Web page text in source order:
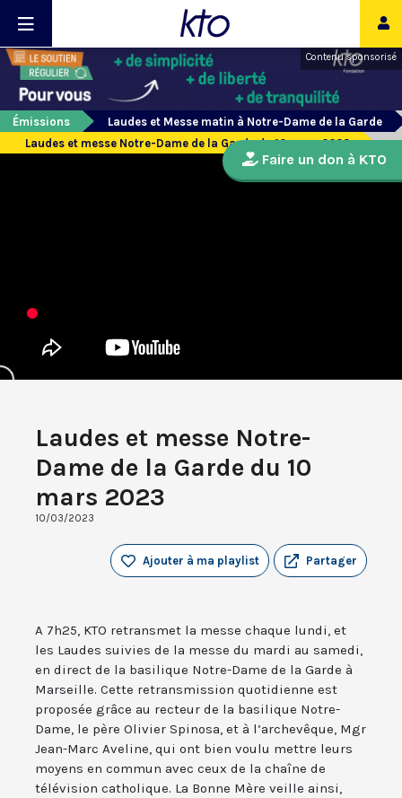
Contenu sponsorisé
Émissions
Laudes et Messe matin à Notre-Dame de la Garde
Laudes et messe Notre-Dame de la Garde du 10 mars 2023
Laudes et messe Notre-
Dame de la Garde du 10
mars 2023
10/03/2023
Partager
Ajouter à ma playlist
A 7h25, KTO retransmet la messe chaque lundi, et
les Laudes suivies de la messe du mardi au samedi,
en direct de la basilique Notre-Dame de la Garde à
Marseille. Cette retransmission quotidienne est
proposée grâce au recteur de la basilique Notre-
Dame, le père Olivier Spinosa, et à l’archevêque, Mgr
Jean-Marc Aveline, qui ont bien voulu mettre leurs
moyens en commun avec ceux de la chaîne de
télévision catholique. La Bonne Mère veille ainsi,
Faire un don à KTO